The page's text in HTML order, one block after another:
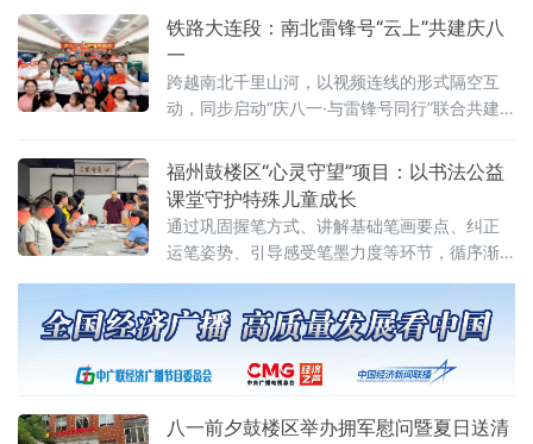
障千万家，反诈行动靠大家”为主题的线下反保
险欺诈专项宣传活动，在红色文旅场景中面向
路，守护群众财产安全。
铁路大连段：南北雷锋号“云上”共建庆八
一
跨越南北千里山河，以视频连线的形式隔空互
动，同步启动“庆八一·与雷锋号同行”联合共建
雷锋精神，开启南北“雷锋号”深度共建的全新篇
章。当天，驰骋在东北平原的K96次列车车厢
内，《当兵的人》《学习雷锋好榜
福州鼓楼区“心灵守望”项目：以书法公益
课堂守护特殊儿童成长
通过巩固握笔方式、讲解基础笔画要点、纠正
运笔姿势、引导感受笔墨力度等环节，循序渐
验与情感陪伴。课堂现场，孩子们在水写布上
认真练习横竖撇捺，较
八一前夕鼓楼区举办拥军慰问暨夏日送清